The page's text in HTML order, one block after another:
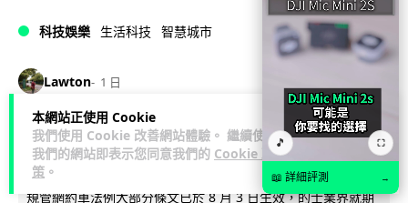
本網站正使用 Cookie
我們使用 Cookie 改善網站體驗。 繼續使用
我們的網站即表示您同意我們的 Cookie 政
策 。
科技娛樂 生活科技 智慧城市
Lawton 1 日
網約車條例生效 有司機暫時停工避風頭
的士業界籲白牌 "改邪歸正"
規管網約車法例大部分條文已於 8 月 3 日生效，的士業界就期
🎵 ⛶
📖 詳細評測 →